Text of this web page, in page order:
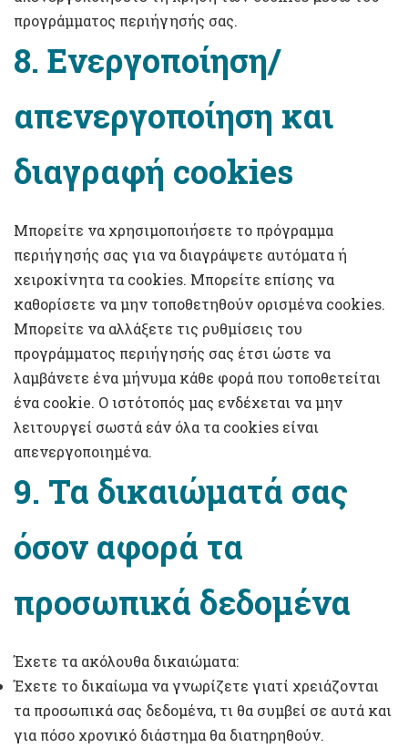
προγράμματος περιήγησής σας.
8. Ενεργοποίηση/
απενεργοποίηση και
διαγραφή cookies
Μπορείτε να χρησιμοποιήσετε το πρόγραμμα
περιήγησής σας για να διαγράψετε αυτόματα ή
χειροκίνητα τα cookies. Μπορείτε επίσης να
καθορίσετε να μην τοποθετηθούν ορισμένα cookies.
Μπορείτε να αλλάξετε τις ρυθμίσεις του
προγράμματος περιήγησής σας έτσι ώστε να
λαμβάνετε ένα μήνυμα κάθε φορά που τοποθετείται
ένα cookie. Ο ιστότοπός μας ενδέχεται να μην
λειτουργεί σωστά εάν όλα τα cookies είναι
απενεργοποιημένα.
9. Τα δικαιώματά σας
όσον αφορά τα
προσωπικά δεδομένα
Έχετε τα ακόλουθα δικαιώματα:
Έχετε το δικαίωμα να γνωρίζετε γιατί χρειάζονται
τα προσωπικά σας δεδομένα, τι θα συμβεί σε αυτά και
για πόσο χρονικό διάστημα θα διατηρηθούν.